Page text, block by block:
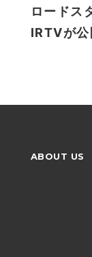
ロードス
IRTVが公
ABOUT US